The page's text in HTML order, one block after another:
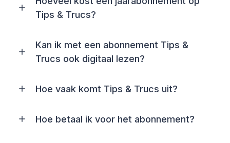
Tips & Trucs?
Kan ik met een abonnement Tips &
Trucs ook digitaal lezen?
Hoe vaak komt Tips & Trucs uit?
Hoe betaal ik voor het abonnement?